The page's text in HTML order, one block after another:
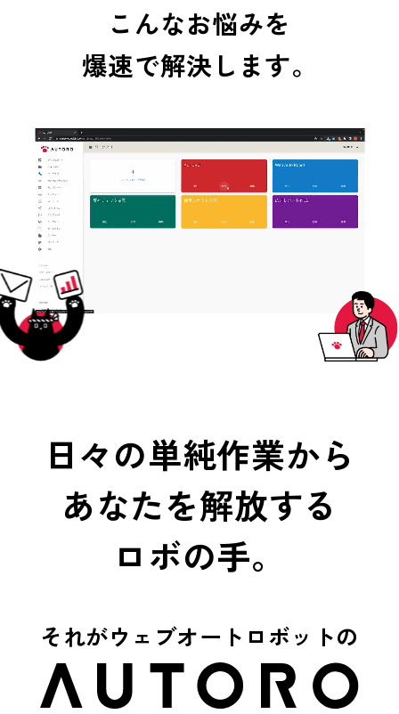
こんなお悩みを
爆速で解決します。
日々の単純作業から
あなたを解放する
ロボの手。
それがウェブオートロボットの